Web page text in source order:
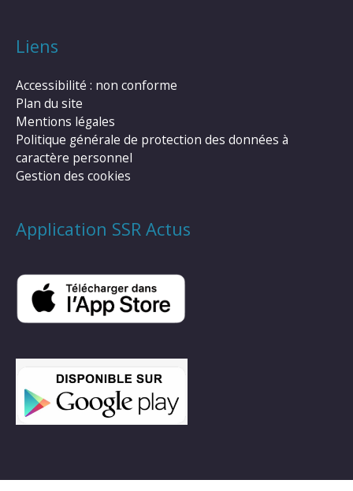
Liens
Accessibilité : non conforme
Plan du site
Mentions légales
Politique générale de protection des données à
caractère personnel
Gestion des cookies
Application SSR Actus